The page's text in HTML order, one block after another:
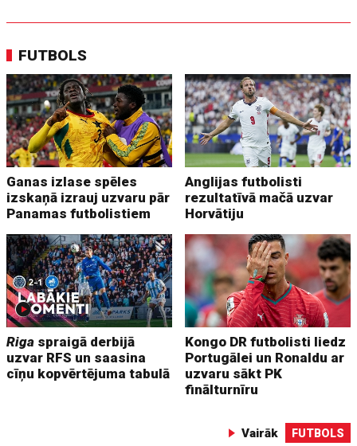
FUTBOLS
Ganas izlase spēles
izskaņā izrauj uzvaru pār
Panamas futbolistiem
Anglijas futbolisti
rezultatīvā mačā uzvar
Horvātiju
Riga spraigā derbijā
uzvar RFS un saasina
cīņu kopvērtējuma tabulā
Kongo DR futbolisti liedz
Portugālei un Ronaldu ar
uzvaru sākt PK
finālturnīru
Vairāk FUTBOLS